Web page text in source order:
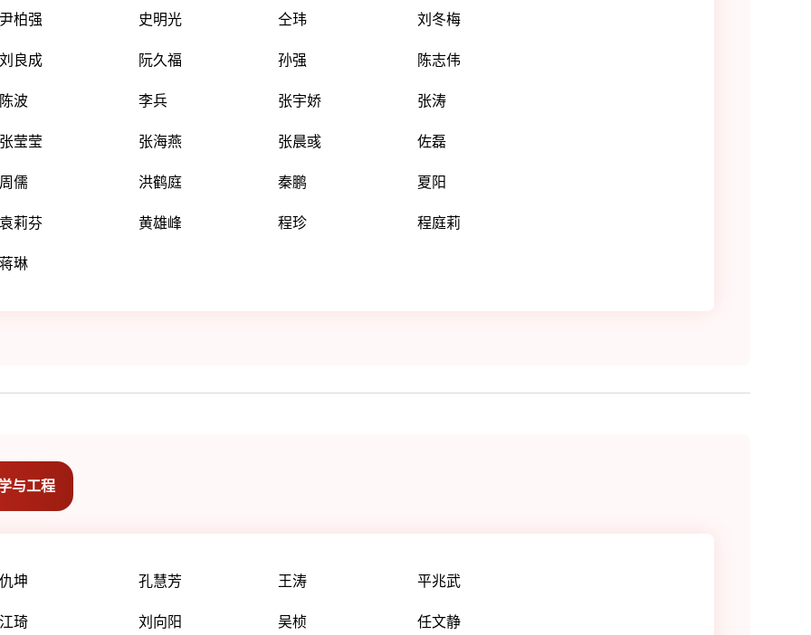
尹柏强 史明光 仝玮 刘冬梅
刘良成 阮久福 孙强 陈志伟
陈波 李兵 张宇娇 张涛
张莹莹 张海燕 张晨彧 佐磊
周儒 洪鹤庭 秦鹏 夏阳
袁莉芬 黄雄峰 程珍 程庭莉
蒋琳
与工程
仇坤 孔慧芳 王涛 平兆武
江琦 刘向阳 吴桢 任文静